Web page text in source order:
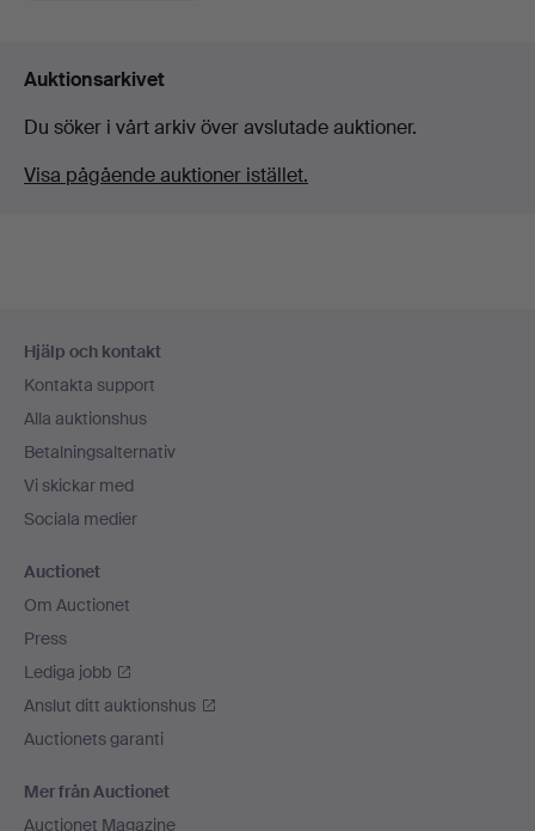
Auktionsarkivet
Du söker i vårt arkiv över avslutade auktioner.
Visa pågående auktioner istället.
Hjälp och kontakt
Kontakta support
Alla auktionshus
Betalningsalternativ
Vi skickar med
Sociala medier
Auctionet
Om Auctionet
Press
Lediga jobb
Anslut ditt auktionshus
Auctionets garanti
Mer från Auctionet
Auctionet Magazine